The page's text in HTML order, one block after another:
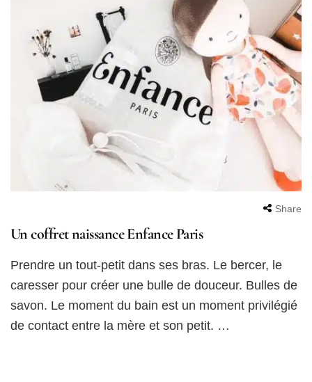
Share
Un coffret naissance Enfance Paris
Prendre un tout-petit dans ses bras. Le bercer, le
caresser pour créer une bulle de douceur. Bulles de
savon. Le moment du bain est un moment privilégié
de contact entre la mère et son petit. …